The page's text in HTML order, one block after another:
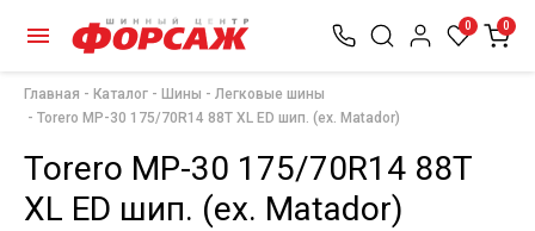
0 0
Главная Каталог Шины
Легковые шины
Torero МР-30 175/70R14 88T XL ED шип. (ex. Matador)
Torero МР-30 175/70R14 88T
XL ED шип. (ex. Matador)